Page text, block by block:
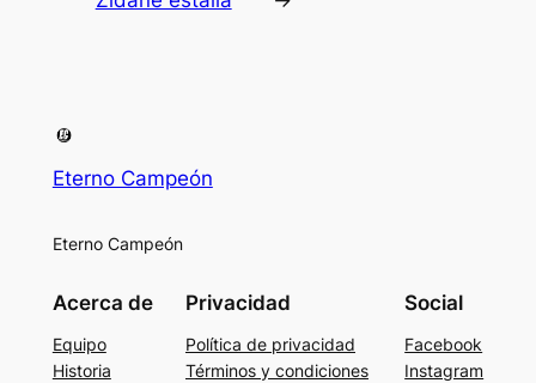
Eterno Campeón
Eterno Campeón
Acerca de
Equipo
Historia
Privacidad
Política de privacidad
Términos y condiciones
Social
Facebook
Instagram